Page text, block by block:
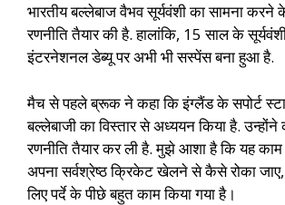
भारतीय बल्लेबाज वैभव सूर्यवंशी का सामना करने
रणनीति तैयार की है. हालांकि, 15 साल के
इंटरनेशनल डेब्यू पर अभी भी सस्पेंस बना हुआ है.
मैच से पहले ब्रूक ने कहा कि इंग्लैंड के सपोर्ट
बल्लेबाजी का विस्तार से अध्ययन किया है. उन्होंने
रणनीति तैयार कर ली है. मुझे आशा है कि यह
अपना सर्वश्रेष्ठ क्रिकेट खेलने से कैसे रोका
लिए पर्दे के पीछे बहुत काम किया गया है।